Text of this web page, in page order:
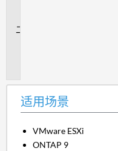
适用场景
VMware ESXi
ONTAP 9